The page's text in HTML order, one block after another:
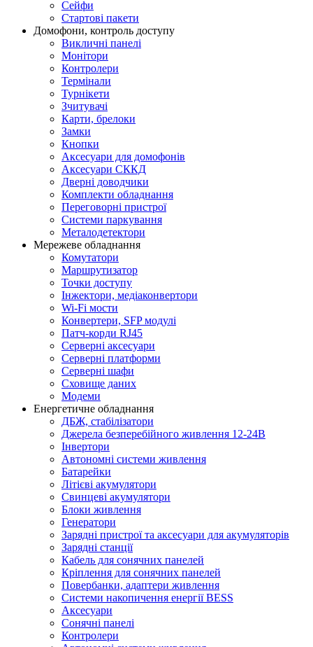
Сейфи
Стартові пакети
Домофони, контроль доступу
Викличні панелі
Монітори
Контролери
Термінали
Турнікети
Зчитувачі
Карти, брелоки
Замки
Кнопки
Аксесуари для домофонів
Аксесуари СККД
Дверні доводчики
Комплекти обладнання
Переговорні пристрої
Системи паркування
Металодетектори
Мережеве обладнання
Комутатори
Маршрутизатор
Точки доступу
Інжектори, медіаконвертори
Wi-Fi мости
Конвертери, SFP модулі
Патч-корди RJ45
Серверні аксесуари
Серверні платформи
Серверні шафи
Сховище даних
Модеми
Енергетичне обладнання
ДБЖ, стабілізатори
Джерела безперебійного живлення 12-24В
Інвертори
Автономні системи живлення
Батарейки
Літієві акумулятори
Свинцеві акумулятори
Блоки живлення
Генератори
Зарядні пристрої та аксесуари для акумуляторів
Зарядні станції
Кабель для сонячних панелей
Кріплення для сонячних панелей
Повербанки, адаптери живлення
Системи накопичення енергії BESS
Аксесуари
Сонячні панелі
Контролери